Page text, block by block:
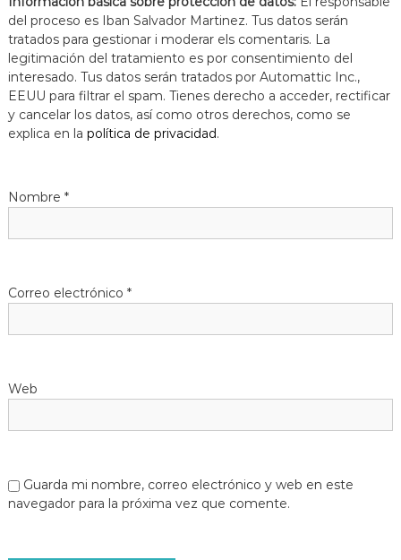
del proceso es Iban Salvador Martinez. Tus datos serán
tratados para gestionar i moderar els comentaris. La
legitimación del tratamiento es por consentimiento del
interesado. Tus datos serán tratados por Automattic Inc.,
EEUU para filtrar el spam. Tienes derecho a acceder, rectificar
y cancelar los datos, así como otros derechos, como se
explica en la política de privacidad.
Nombre *
Correo electrónico *
Web
Guarda mi nombre, correo electrónico y web en este
navegador para la próxima vez que comente.